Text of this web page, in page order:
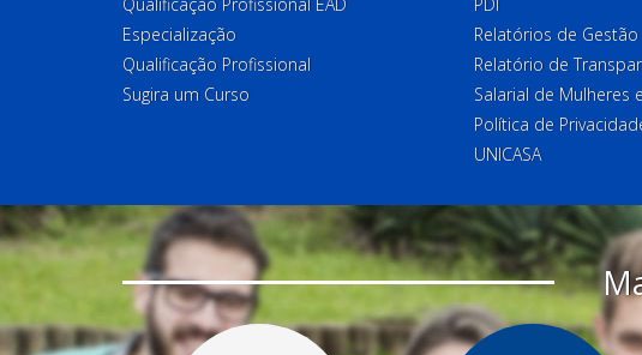
Especialização
Qualificação Profissional
Sugira um Curso
Relatórios de Gestão
Relatório de
Salarial de Mulheres
Política de
UNICASA